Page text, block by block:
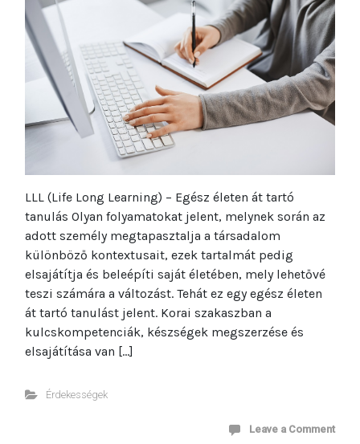
LLL (Life Long Learning) – Egész életen át tartó
tanulás Olyan folyamatokat jelent, melynek során az
adott személy megtapasztalja a társadalom
különböző kontextusait, ezek tartalmát pedig
elsajátítja és beleépíti saját életében, mely lehetővé
teszi számára a változást. Tehát ez egy egész életen
át tartó tanulást jelent. Korai szakaszban a
kulcskompetenciák, készségek megszerzése és
elsajátítása van […]
Érdekességek
Leave a Comment